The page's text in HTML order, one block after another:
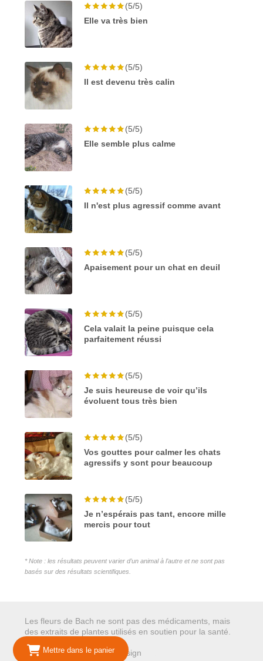
Mettre dans le panier
(5/5)
Elle va très bien
(5/5)
Il est devenu très calin
(5/5)
Elle semble plus calme
(5/5)
Il n'est plus agressif comme avant
(5/5)
Apaisement pour un chat en deuil
(5/5)
Cela valait la peine puisque cela
parfaitement réussi
(5/5)
Je suis heureuse de voir qu’ils
évoluent tous très bien
(5/5)
Vos gouttes pour calmer les chats
agressifs y sont pour beaucoup
(5/5)
Je n’espérais pas tant, encore mille
mercis pour tout
* Note : les résultats peuvent varier d’un animal à l’autre et ne sont pas
basés sur des résultats scientifiques.
Les fleurs de Bach ne sont pas des médicaments, mais
des extraits de plantes utilisés en soutien pour la santé.
© 2026 Mariepure - Webdesign